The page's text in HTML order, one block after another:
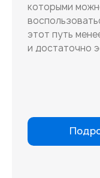
которыми
этот путь
и достаточно